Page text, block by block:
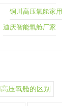
铜川高压氧舱家用
迪庆智能氧舱厂家
压氧舱的区别